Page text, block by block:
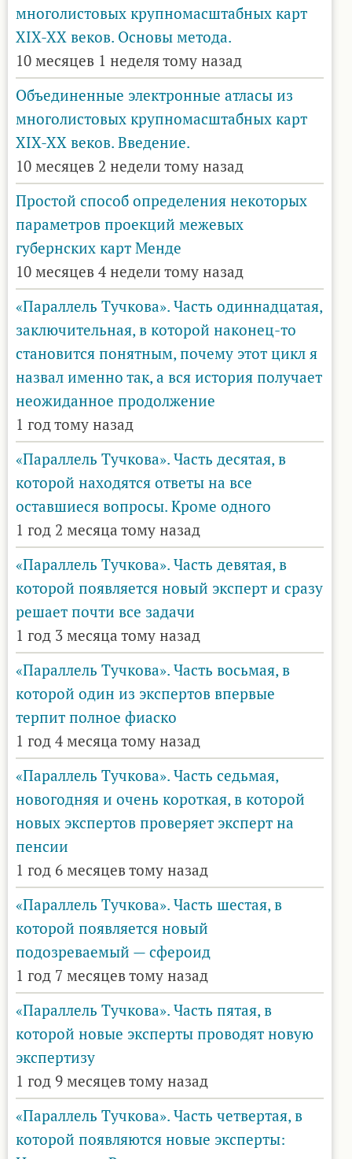
многолистовых крупномасштабных карт
XIX-XX веков. Основы метода.
10 месяцев 1 неделя тому назад
Объединенные электронные атласы из
многолистовых крупномасштабных карт
XIX-XX веков. Введение.
10 месяцев 2 недели тому назад
Простой способ определения некоторых
параметров проекций межевых
губернских карт Менде
10 месяцев 4 недели тому назад
«Параллель Тучкова». Часть одиннадцатая,
заключительная, в которой наконец-то
становится понятным, почему этот цикл я
назвал именно так, а вся история получает
неожиданное продолжение
1 год тому назад
«Параллель Тучкова». Часть десятая, в
которой находятся ответы на все
оставшиеся вопросы. Кроме одного
1 год 2 месяца тому назад
«Параллель Тучкова». Часть девятая, в
которой появляется новый эксперт и сразу
решает почти все задачи
1 год 3 месяца тому назад
«Параллель Тучкова». Часть восьмая, в
которой один из экспертов впервые
терпит полное фиаско
1 год 4 месяца тому назад
«Параллель Тучкова». Часть седьмая,
новогодняя и очень короткая, в которой
новых экспертов проверяет эксперт на
пенсии
1 год 6 месяцев тому назад
«Параллель Тучкова». Часть шестая, в
которой появляется новый
подозреваемый — сфероид
1 год 7 месяцев тому назад
«Параллель Тучкова». Часть пятая, в
которой новые эксперты проводят новую
экспертизу
1 год 9 месяцев тому назад
«Параллель Тучкова». Часть четвертая, в
которой появляются новые эксперты: